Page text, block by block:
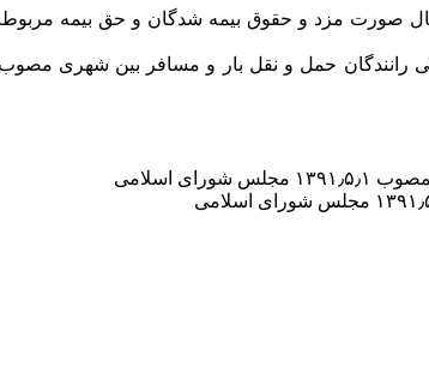
صورت مزد و حقوق بیمه شدگان و حق بیمه مربوطه